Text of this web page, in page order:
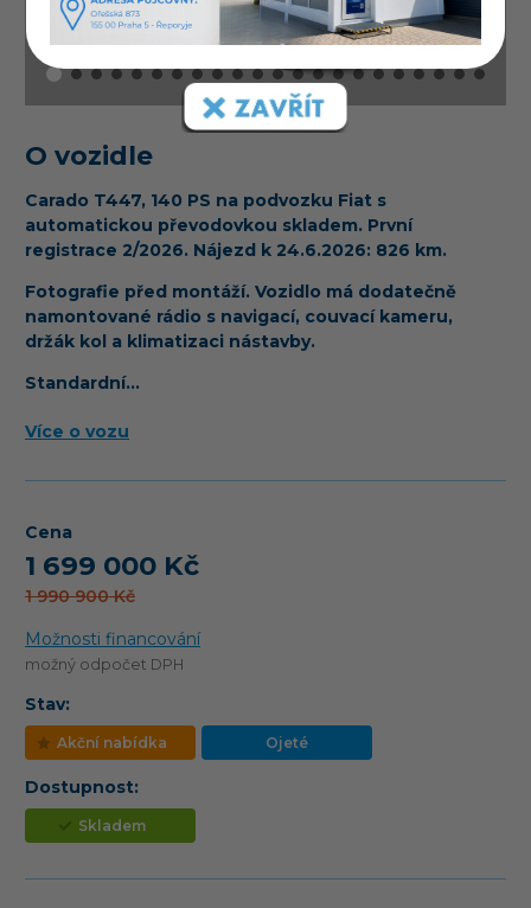
O vozidle
Carado T447, 140 PS na podvozku Fiat s
automatickou převodovkou skladem. První
registrace 2/2026. Nájezd k 24.6.2026: 826 km.
Fotografie před montáží. Vozidlo má dodatečně
namontované rádio s navigací, couvací kameru,
držák kol a klimatizaci nástavby.
Standardní…
Více o vozu
Cena
1 699 000 Kč
1 990 900 Kč
Možnosti financování
možný odpočet DPH
Stav:
Akční nabídka Ojeté
Dostupnost:
Skladem